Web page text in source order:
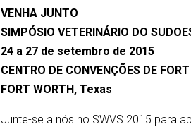
VENHA JUNTO
SIMPÓSIO VETERINÁRIO DO
24 a 27 de setembro de 2015
CENTRO DE CONVENÇÕES DE
FORT WORTH, Texas
Junte-se a nós no SWVS 2015 para